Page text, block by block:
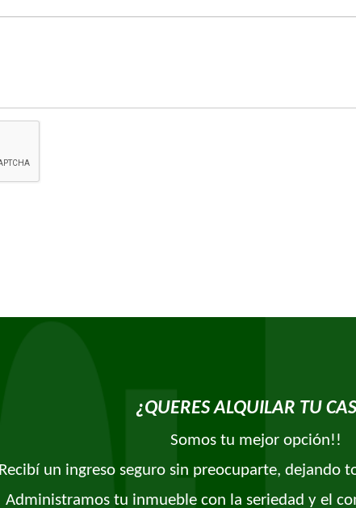
¿QUERES ALQUILAR TU
Somos tu mejor opción!!
Recibí un ingreso seguro sin preocuparte, dejando
Administramos tu inmueble con la seriedad y el